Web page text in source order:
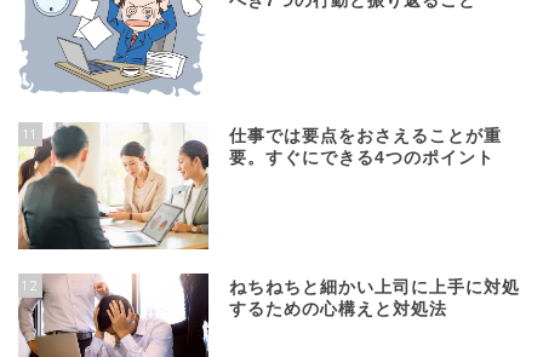
11
仕事では要点をおさえることが重
要。すぐにできる4つのポイント
12
ねちねちと細かい上司に上手に対処
するための心構えと対処法